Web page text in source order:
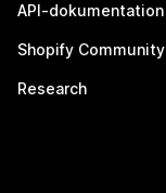
API-dokumentation
Shopify Community
Research